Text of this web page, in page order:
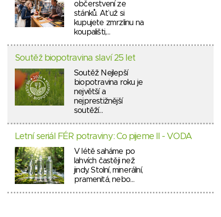
občerstvení ze
stánků. Ať už si
kupujete zmrzlinu na
koupališti,…
Soutěž biopotravina slaví 25 let
Soutěž Nejlepší
biopotravina roku je
největší a
nejprestižnější
soutěží…
Letní seriál FÉR potraviny: Co pijeme II - VODA
V létě saháme po
lahvích častěji než
jindy. Stolní, minerální,
pramenitá, nebo…